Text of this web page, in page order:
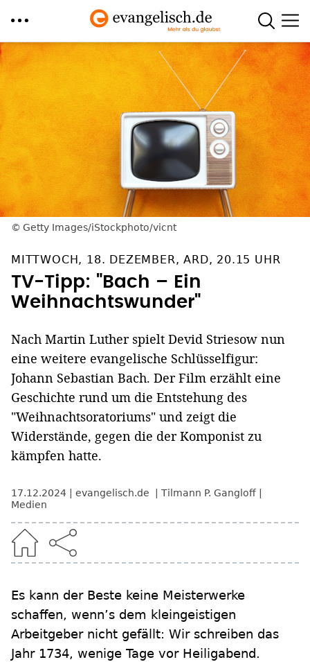
Direkt
zum
Inhalt
Getty Images/iStockphoto/vicnt
MITTWOCH, 18. DEZEMBER, ARD, 20.15 UHR
TV-Tipp: "Bach – Ein
Weihnachtswunder"
Nach Martin Luther spielt Devid Striesow nun
eine weitere evangelische Schlüsselfigur:
Johann Sebastian Bach. Der Film erzählt eine
Geschichte rund um die Entstehung des
"Weihnachtsoratoriums" und zeigt die
Widerstände, gegen die der Komponist zu
kämpfen hatte.
17.12.2024 evangelisch.de
Tilmann P. Gangloff
Medien
Es kann der Beste keine Meisterwerke
schaffen, wenn’s dem kleingeistigen
Arbeitgeber nicht gefällt: Wir schreiben das
Jahr 1734, wenige Tage vor Heiligabend.